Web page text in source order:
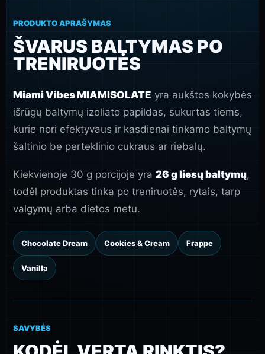
PRODUKTO APRAŠYMAS
ŠVARUS BALTYMAS PO
TRENIRUOTĖS
Miami Vibes MIAMISOLATE yra aukštos kokybės
išrūgų baltymų izoliato papildas, sukurtas tiems,
kurie nori efektyvaus ir kasdienai tinkamo baltymų
šaltinio be perteklinio cukraus ar riebalų.
Kiekvienoje 30 g porcijoje yra 26 g liesų baltymų,
todėl produktas tinka po treniruotės, rytais, tarp
valgymų arba dietos metu.
Chocolate Dream Cookies & Cream Frappe
Vanilla
SAVYBĖS